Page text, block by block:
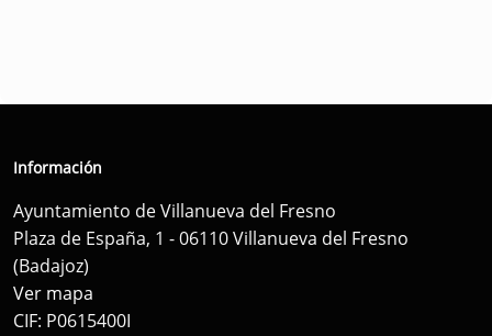
Información
Ayuntamiento de Villanueva del Fresno
Plaza de España, 1 - 06110 Villanueva del Fresno
(Badajoz)
Ver mapa
CIF: P0615400I